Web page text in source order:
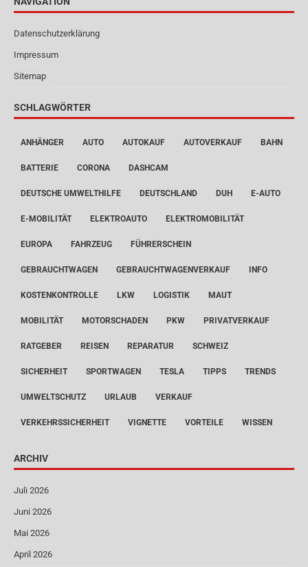
Datenschutzerklärung
Impressum
Sitemap
SCHLAGWÖRTER
ANHÄNGER AUTO AUTOKAUF AUTOVERKAUF BAHN
BATTERIE CORONA DASHCAM
DEUTSCHE UMWELTHILFE DEUTSCHLAND DUH E-AUTO
E-MOBILITÄT ELEKTROAUTO ELEKTROMOBILITÄT
EUROPA FAHRZEUG FÜHRERSCHEIN
GEBRAUCHTWAGEN GEBRAUCHTWAGENVERKAUF INFO
KOSTENKONTROLLE LKW LOGISTIK MAUT
MOBILITÄT MOTORSCHADEN PKW PRIVATVERKAUF
RATGEBER REISEN REPARATUR SCHWEIZ
SICHERHEIT SPORTWAGEN TESLA TIPPS TRENDS
UMWELTSCHUTZ URLAUB VERKAUF
VERKEHRSSICHERHEIT VIGNETTE VORTEILE WISSEN
ARCHIV
Juli 2026
Juni 2026
Mai 2026
April 2026